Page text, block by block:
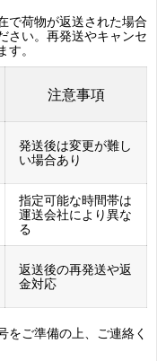
で荷物が返送された場合
さい。再発送やキャンセ
。
注意事項
発送後は変更が難し
い場合あり
指定可能な時間帯は
運送会社により異な
る
返送後の再発送や返
金対応
をご準備の上、ご連絡く